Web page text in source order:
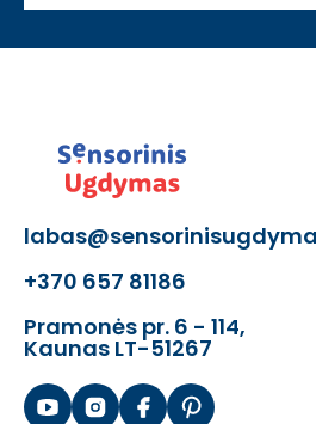
pusiausvyros treniruotėms
• Komplektacija: 8
kilimėliai, 8 moduliniai
• Kvadratinio kilimėlio dydis:
• Trikampio kilimėlio dydis:
• Medžiaga: higieniškas,
pagrindo materialas
Produktas atitinka
taikomus tokio tipo
+370 657 81186
Pramonės pr. 6 - 114,
Kaunas LT-51267